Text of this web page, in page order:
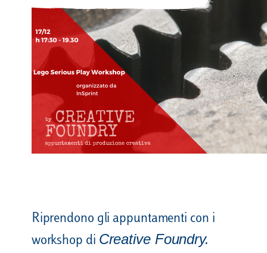
Riprendono gli appuntamenti con i
workshop di Creative Foundry.